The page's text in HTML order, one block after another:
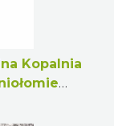
Kopalnia